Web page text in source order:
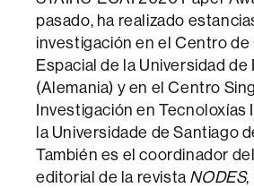
pasado, ha realizado
investigación en el Centro
Espacial de la Universidad de
(Alemania) y en el Centro
Investigación en Tecnoloxías
la Universidade de Santiago
También es el coordinador
editorial de la revista NODES,